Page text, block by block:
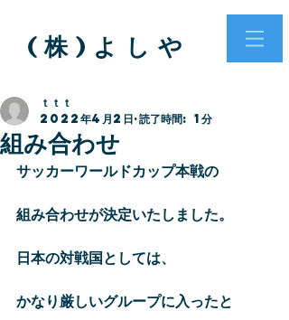
( 株 ) よ し や
組み合わせ
ｔｔｔ
2022年4月2日 読了時間: 1分
サッカーワールドカップ本戦の
組み合わせが決定いたしました。
日本の対戦国としては、
かなり厳しいグループに入ったと